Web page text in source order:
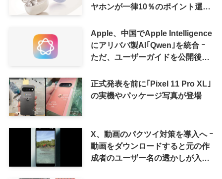
ヤホンが一律10％のポイント還元
Apple、中国でApple Intelligence
にアリババ製AI｢Qwen｣を統合 ｰ
ただ、ユーザーガイドを公開後に
正式発表を前に｢Pixel 11 Pro XL｣
の実機やパッケージ写真が登場
X、動画のパクツイ対策を導入へ ｰ
動画をダウンロードすると元の作
成者のユーザー名の透かしが入る